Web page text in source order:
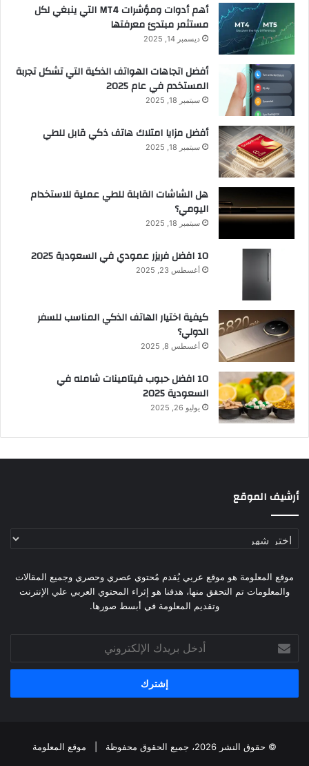
أهم أدوات ومؤشرات MT4 التي ينبغي لكل
مستثمر مبتدئ معرفتها
ديسمبر 14, 2025
أفضل اتجاهات الهواتف الذكية التي تشكل تجربة
المستخدم في عام 2025
سبتمبر 18, 2025
أفضل مزايا امتلاك هاتف ذكي قابل للطي
سبتمبر 18, 2025
هل الشاشات القابلة للطي عملية للاستخدام
اليومي؟
سبتمبر 18, 2025
10 افضل فريزر عمودي​ في السعودية​ 2025
أغسطس 23, 2025
كيفية اختيار الهاتف الذكي المناسب للسفر
الدولي؟
أغسطس 8, 2025
10 افضل حبوب فيتامينات شامله​ في
السعودية 2025
يوليو 26, 2025
أرشيف الموقع
أرشيف
موقع المعلومة هو موقع عربي يُقدم مُحتوي عصري وحصري وجميع المقالات
والمعلومات تم التحقق منها، هدفنا هو إثراء المحتوي العربي علي الإنترنت
وتقديم المعلومة في أبسط صورها.
بريدك
الإلكتروني
© حقوق النشر 2026، جميع الحقوق محفوظة | موقع المعلومة